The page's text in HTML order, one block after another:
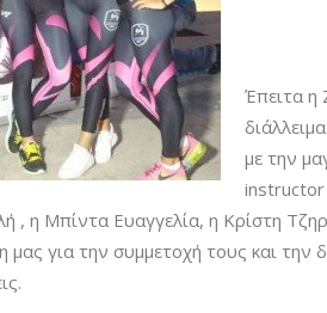
Έπειτα η
με την
instructor
, η Μπίντα Ευαγγελία, η Κρίστη
μας για την συμμετοχή τους και